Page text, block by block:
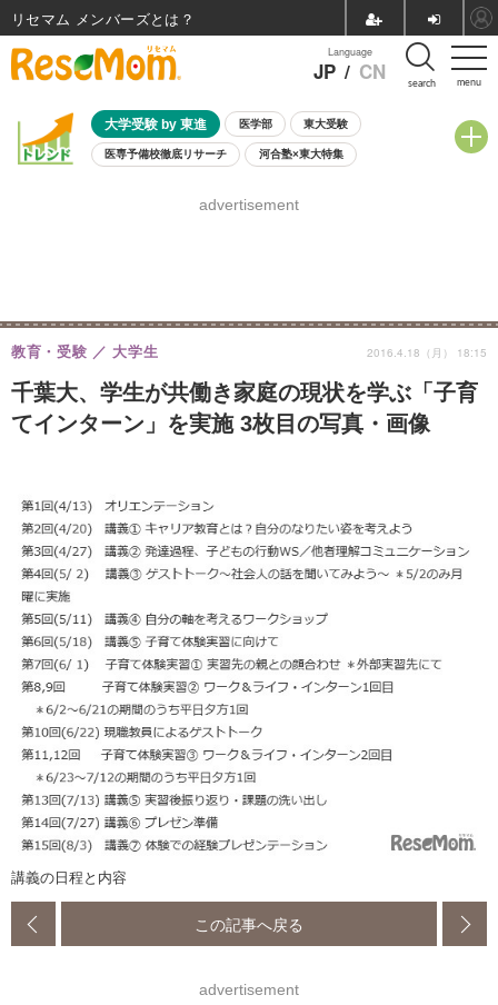
menu
Language
JP / CN search
大学受験 by 東進 医学部 東大受験
医専予備校徹底リサーチ 河合塾×東大特集
8月開催学校説明会・相談会
advertisement
千葉大、学生が共働き家庭の現状を学ぶ「子育
てインターン」を実施 3枚目の写真・画像
教育・受験 大学生 2016.4.18（月） 18:15
講義の日程と内容
この記事へ戻る
advertisement
リセマム メンバーズ